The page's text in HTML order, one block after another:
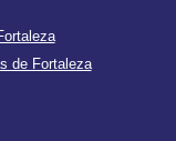
de Fortaleza